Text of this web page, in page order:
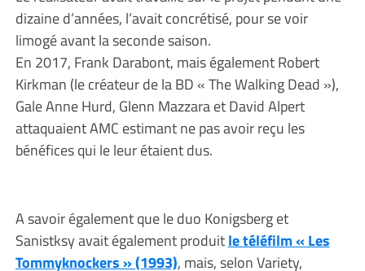
dizaine d’années, l’avait concrétisé, pour se voir
limogé avant la seconde saison.
En 2017, Frank Darabont, mais également Robert
Kirkman (le créateur de la BD « The Walking Dead »),
Gale Anne Hurd, Glenn Mazzara et David Alpert
attaquaient AMC estimant ne pas avoir reçu les
bénéfices qui le leur étaient dus.
A savoir également que le duo Konigsberg et
Sanistksy avait également produitle téléfilm « Les
Tommyknockers » (1993), mais, selon Variety,